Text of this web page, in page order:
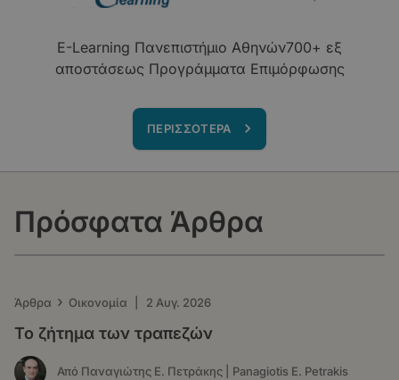
E-Learning Πανεπιστήμιο Αθηνών700+ εξ
αποστάσεως Προγράμματα Επιμόρφωσης
ΠΕΡΙΣΣΟΤΕΡΑ
Πρόσφατα Άρθρα
Άρθρα › Οικονομία 2 Αυγ. 2026
Το ζήτημα των τραπεζών
Από Παναγιώτης Ε. Πετράκης | Panagiotis E. Petrakis